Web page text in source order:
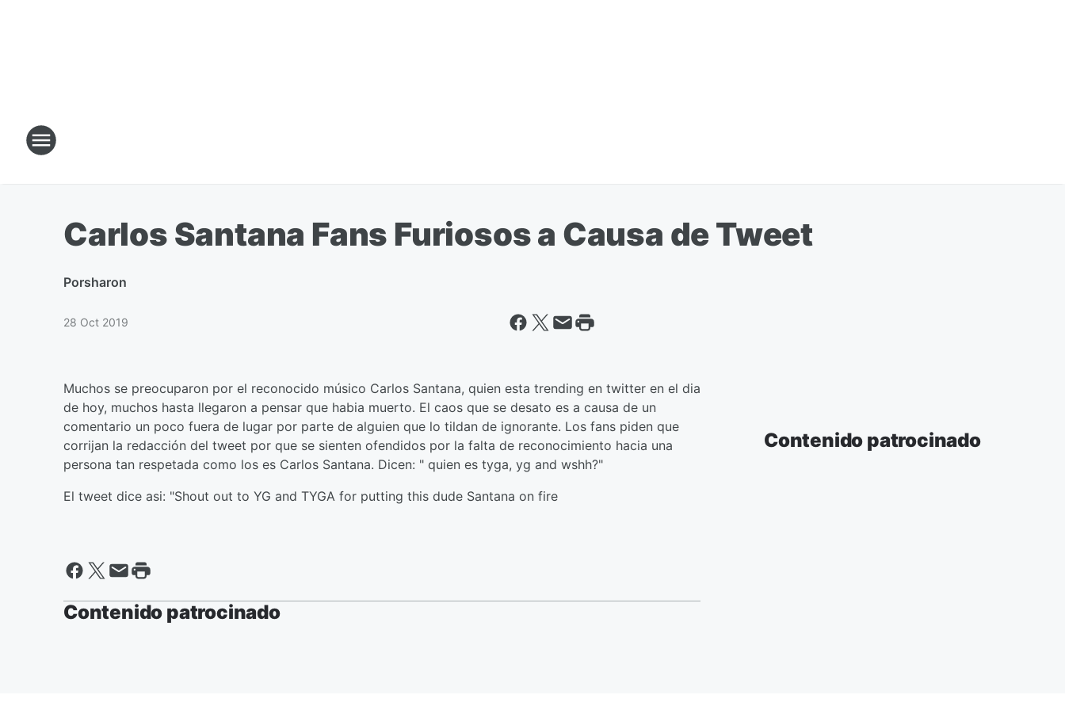
Carlos Santana Fans Furiosos a Causa de Tweet
Porsharon
28 Oct 2019
Muchos se preocuparon por el reconocido músico Carlos Santana, quien esta trending en twitter en el dia
de hoy, muchos hasta llegaron a pensar que habia muerto. El caos que se desato es a causa de un
comentario un poco fuera de lugar por parte de alguien que lo tildan de ignorante. Los fans piden que
corrijan la redacción del tweet por que se sienten ofendidos por la falta de reconocimiento hacia una
persona tan respetada como los es Carlos Santana. Dicen: " quien es tyga, yg and wshh?"
El tweet dice asi: "Shout out to YG and TYGA for putting this dude Santana on fire
Contenido patrocinado
Contenido patrocinado